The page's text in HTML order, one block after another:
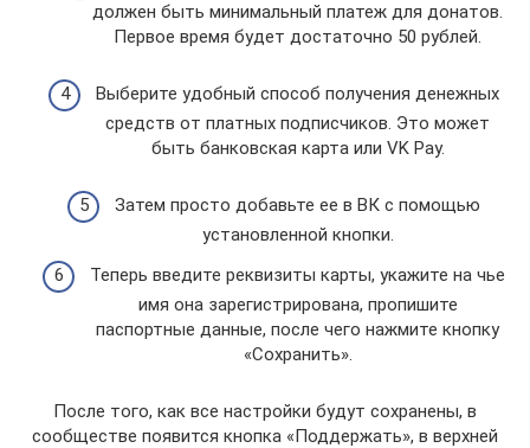
должен быть минимальный платеж для донатов.
Первое время будет достаточно 50 рублей.
Выберите удобный способ получения денежных
средств от платных подписчиков. Это может
быть банковская карта или VK Pay.
Затем просто добавьте ее в ВК с помощью
установленной кнопки.
Теперь введите реквизиты карты, укажите на чье
имя она зарегистрирована, пропишите
паспортные данные, после чего нажмите кнопку
«Сохранить».
После того, как все настройки будут сохранены, в
сообществе появится кнопка «Поддержать», в верхней